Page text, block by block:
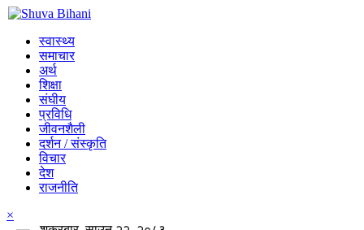
स्वास्थ्य
समाचार
अर्थ
शिक्षा
संघीय
प्रविधि
जीवनशैली
दर्शन / संस्कृति
विचार
देश
राजनीति
×